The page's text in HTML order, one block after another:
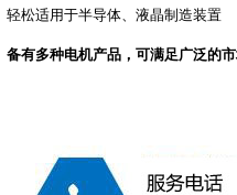
轻松适用于半导体、液晶制造装置
备有多种电机产品，可满足广泛的